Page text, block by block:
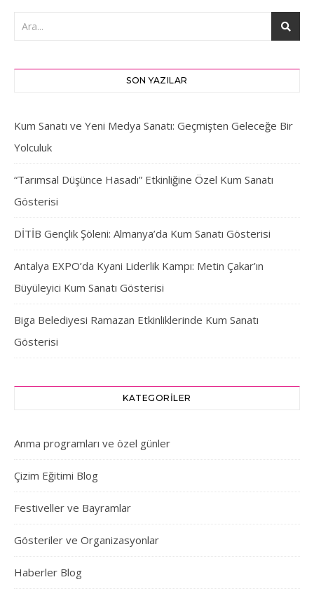
SON YAZILAR
Kum Sanatı ve Yeni Medya Sanatı: Geçmişten Geleceğe Bir
Yolculuk
“Tarımsal Düşünce Hasadı” Etkinliğine Özel Kum Sanatı
Gösterisi
DİTİB Gençlik Şöleni: Almanya’da Kum Sanatı Gösterisi
Antalya EXPO’da Kyani Liderlik Kampı: Metin Çakar’ın
Büyüleyici Kum Sanatı Gösterisi
Biga Belediyesi Ramazan Etkinliklerinde Kum Sanatı
Gösterisi
KATEGORILER
Anma programları ve özel günler
Çizim Eğitimi Blog
Festiveller ve Bayramlar
Gösteriler ve Organizasyonlar
Haberler Blog